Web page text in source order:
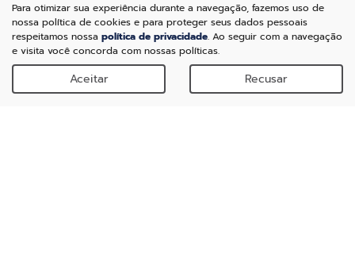
CHEVROLET
CHEVROLET GM EQUINOX LT 2.0 TURBO 262CV BAIXA KM
SUPER NOVA REVISADA
Neta Potenza
Para otimizar sua experiência durante a navegação, fazemos uso de
nossa política de cookies e para proteger seus dados pessoais
respeitamos nossa política de privacidade. Ao seguir com a navegação
e visita você concorda com nossas políticas.
Aceitar Recusar